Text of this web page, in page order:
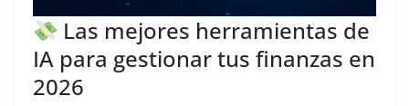
Las mejores herramientas de
IA para gestionar tus finanzas en
2026